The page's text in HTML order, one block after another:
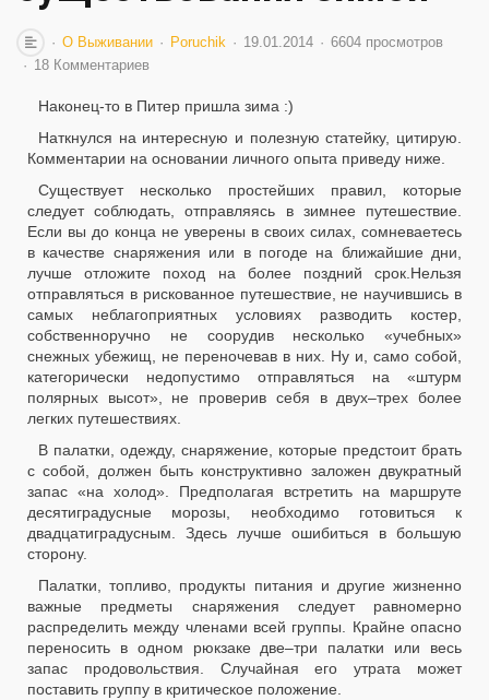
О Выживании Poruchik 19.01.2014
6604 просмотров
18 Комментариев
Наконец-то в Питер пришла зима :)
Наткнулся на интересную и полезную статейку, цитирую.
Комментарии на основании личного опыта приведу ниже.
Существует несколько простейших правил, которые
следует соблюдать, отправляясь в зимнее путешествие.
Если вы до конца не уверены в своих силах, сомневаетесь
в качестве снаряжения или в погоде на ближайшие дни,
лучше отложите поход на более поздний срок.Нельзя
отправляться в рискованное путешествие, не научившись в
самых неблагоприятных условиях разводить костер,
собственноручно не соорудив несколько «учебных»
снежных убежищ, не переночевав в них. Ну и, само собой,
категорически недопустимо отправляться на «штурм
полярных высот», не проверив себя в двух–трех более
легких путешествиях.
В палатки, одежду, снаряжение, которые предстоит брать
с собой, должен быть конструктивно заложен двукратный
запас «на холод». Предполагая встретить на маршруте
десятиградусные морозы, необходимо готовиться к
двадцатиградусным. Здесь лучше ошибиться в большую
сторону.
Палатки, топливо, продукты питания и другие жизненно
важные предметы снаряжения следует равномерно
распределить между членами всей группы. Крайне опасно
переносить в одном рюкзаке две–три палатки или весь
запас продовольствия. Случайная его утрата может
поставить группу в критическое положение.